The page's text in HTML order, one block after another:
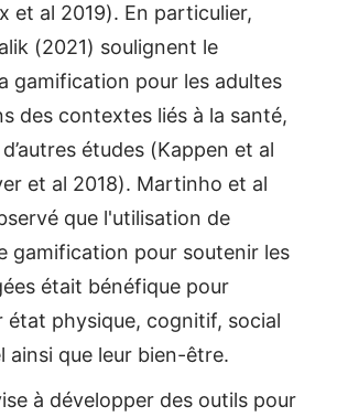
et al 2019). En particulier,
(2021) soulignent le
gamification pour les adultes
des contextes liés à la santé,
études (Kappen et al
et al 2018). Martinho et al
que l'utilisation de
gamification pour soutenir les
était bénéfique pour
état physique, cognitif, social
ainsi que leur bien-être.
à développer des outils pour